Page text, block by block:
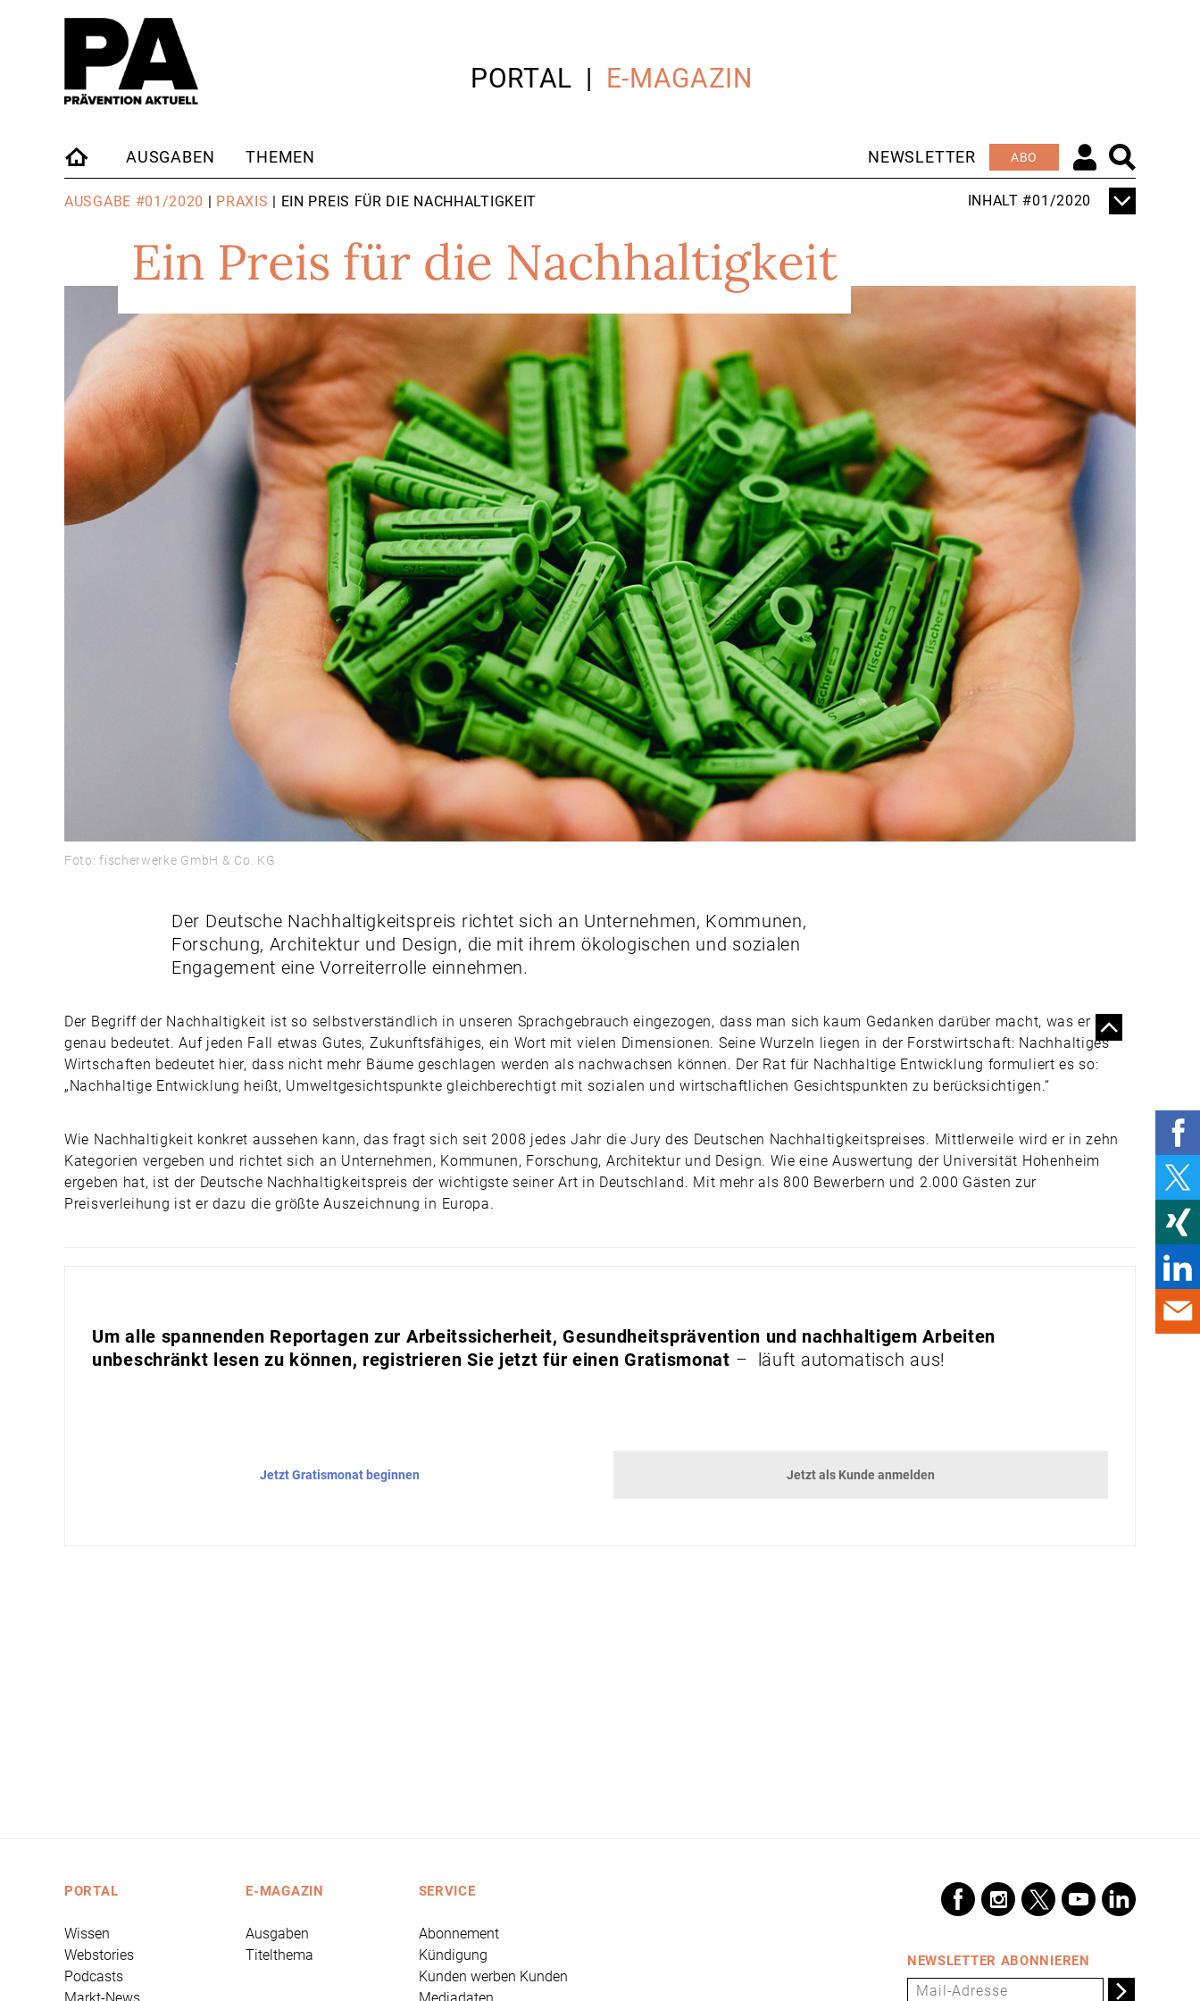
PORTAL E-MAGAZIN
STARTSEITE
AUSGABEN THEMEN NEWSLETTER ABO
AUSGABE #01/2020 | PRAXIS | EIN PREIS FÜR DIE NACHHALTIGKEIT
INHALT #01/2020
AUF EIN NEUES!
KURZ & KNAPP
MELDUNGEN
MARKT
ALLES, WAS RECHT
IST
RECHTSPRECHUNG &
URTEILE
ZAHLEN & FAKTEN
PRAXIS
DER GELDFLUSS
DIREKT-RAUMLUFT-
BEFEUCHTUNG IM
ROBERT KOCH-
INSTITUT
FÜR DAS PRÜFEN
VON PALETTEN
EINE FRAGE DER
AM ARBEITSPLATZ
VERRINGERT DAS
RISIKO FÜR
RÜCKENSCHMERZEN
DANN GEH DOCH INS
AUF DEM WEG ZU
EINER WELT OHNE
TÖDLICHE
ARBEITSUNFÄLLE
GEWINNSPIEL
Ein Preis für die Nachhaltigkeit
Foto: fischerwerke GmbH & Co. KG
Der Deutsche Nachhaltigkeitspreis richtet sich an Unternehmen, Kommunen,
Forschung, Architektur und Design, die mit ihrem ökologischen und sozialen
Engagement eine Vorreiterrolle einnehmen.
Der Begriff der Nachhaltigkeit ist so selbstverständlich in unseren Sprachgebrauch eingezogen, dass man sich kaum Gedanken darüber macht, was er
genau bedeutet. Auf jeden Fall etwas Gutes, Zukunftsfähiges, ein Wort mit vielen Dimensionen. Seine Wurzeln liegen in der Forstwirtschaft: Nachhaltiges
Wirtschaften bedeutet hier, dass nicht mehr Bäume geschlagen werden als nachwachsen können. Der Rat für Nachhaltige Entwicklung formuliert es so:
„Nachhaltige Entwicklung heißt, Umweltgesichtspunkte gleichberechtigt mit sozialen und wirtschaftlichen Gesichtspunkten zu berücksichtigen.“
Wie Nachhaltigkeit konkret aussehen kann, das fragt sich seit 2008 jedes Jahr die Jury des Deutschen Nachhaltigkeitspreises. Mittlerweile wird er in zehn
Kategorien vergeben und richtet sich an Unternehmen, Kommunen, Forschung, Architektur und Design. Wie eine Auswertung der Universität Hohenheim
ergeben hat, ist der Deutsche Nachhaltigkeitspreis der wichtigste seiner Art in Deutschland. Mit mehr als 800 Bewerbern und 2.000 Gästen zur
Preisverleihung ist er dazu die größte Auszeichnung in Europa.
Um alle spannenden Reportagen zur Arbeitssicherheit, Gesundheitsprävention und nachhaltigem Arbeiten
unbeschränkt lesen zu können, registrieren Sie jetzt für einen Gratismonat – läuft automatisch aus!
Jetzt Gratismonat beginnen Jetzt als Kunde anmelden
PORTAL
Wissen
Webstories
Podcasts
E-MAGAZIN
Ausgaben
Titelthema
SERVICE
Abonnement
Kündigung
Kunden werben Kunden
NEWSLETTER ABONNIEREN